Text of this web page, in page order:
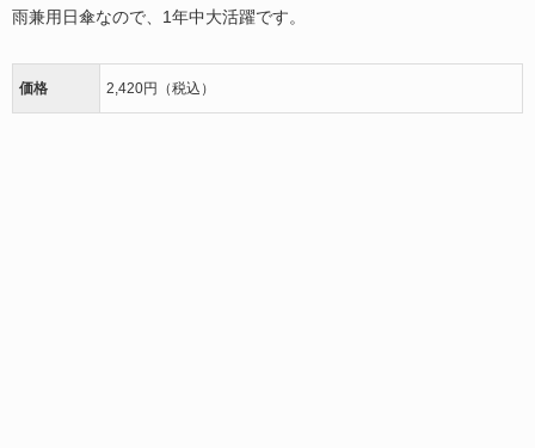
雨兼用日傘なので、1年中大活躍です。
価格 2,420円（税込）